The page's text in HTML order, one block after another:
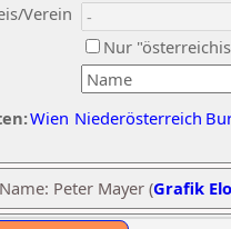
Verein
Nur
Wien Niederösterreich
Peter Mayer (Grafik